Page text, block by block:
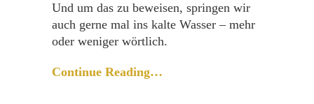
Und um das zu beweisen, springen wir
auch gerne mal ins kalte Wasser – mehr
oder weniger wörtlich.
Continue Reading…